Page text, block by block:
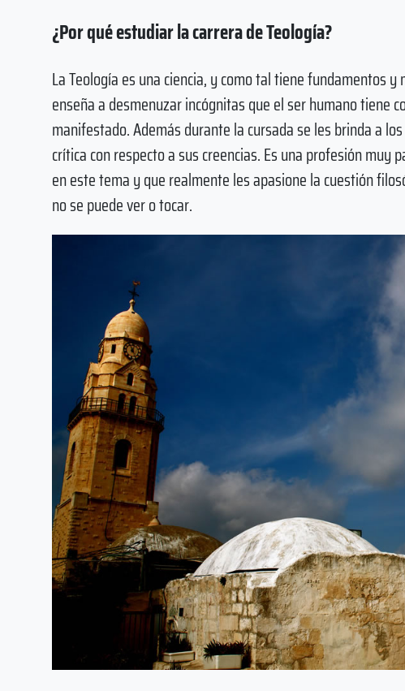
¿Por qué estudiar la carrera de Teología?
La Teología es una ciencia, y como tal tiene fundamentos
enseña a desmenuzar incógnitas que el ser humano tiene
manifestado. Además durante la cursada se les brinda a
crítica con respecto a sus creencias. Es una profesión
en este tema y que realmente les apasione la cuestión
no se puede ver o tocar.